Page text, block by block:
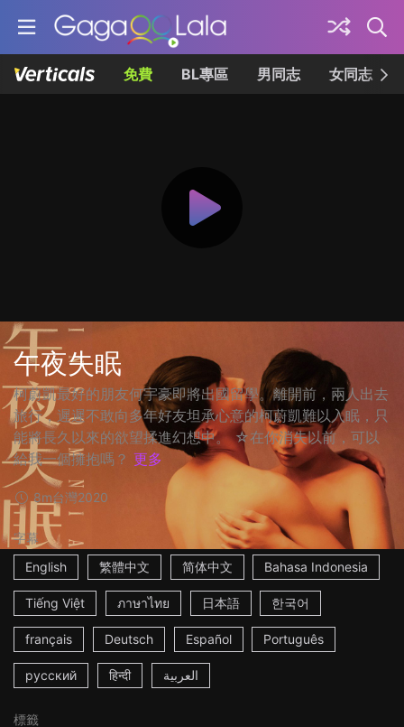
免費 BL專區 男同志 女同志
午夜失眠
柯蔚凱最好的朋友何宇豪即將出國留學。離開前，兩人出去
旅行，遲遲不敢向多年好友坦承心意的柯蔚凱難以入眠，只
能將長久以來的欲望揉進幻想中。 ☆在你消失以前，可以
給我一個擁抱嗎？ 更多
8m台灣2020
字幕
English
繁體中文 简体中文 Bahasa Indonesia
Tiếng Việt ภาษาไทย 日本語 한국어
français Deutsch Español Português
русский हिन्दी العربية
標籤